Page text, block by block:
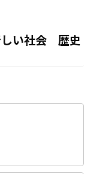
い社会 歴史